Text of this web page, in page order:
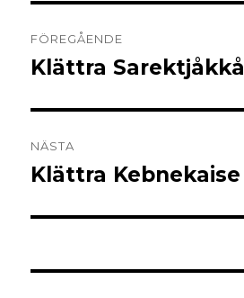
FÖREGÅENDE
Klättra Sarektjåkkå
NÄSTA
Klättra Kebnekaise